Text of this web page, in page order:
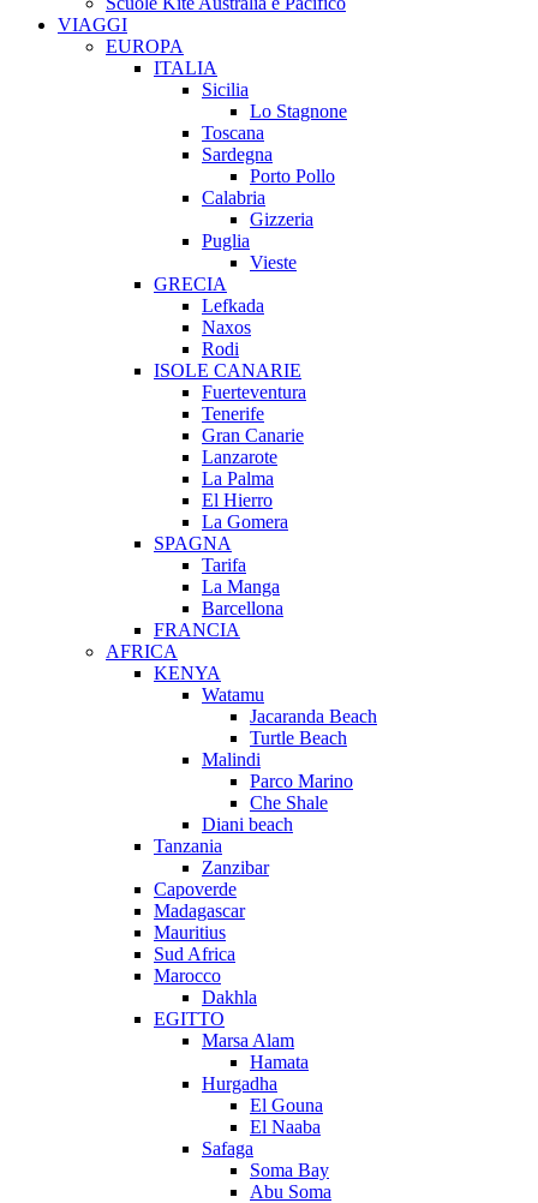
VIAGGI
EUROPA
ITALIA
Sicilia
Lo Stagnone
Toscana
Sardegna
Porto Pollo
Calabria
Gizzeria
Puglia
Vieste
GRECIA
Lefkada
Naxos
Rodi
ISOLE CANARIE
Fuerteventura
Tenerife
Gran Canarie
Lanzarote
La Palma
El Hierro
La Gomera
SPAGNA
Tarifa
La Manga
Barcellona
FRANCIA
AFRICA
KENYA
Watamu
Jacaranda Beach
Turtle Beach
Malindi
Parco Marino
Che Shale
Diani beach
Tanzania
Zanzibar
Capoverde
Madagascar
Mauritius
Sud Africa
Marocco
Dakhla
EGITTO
Marsa Alam
Hamata
Hurgadha
El Gouna
El Naaba
Safaga
Soma Bay
Abu Soma